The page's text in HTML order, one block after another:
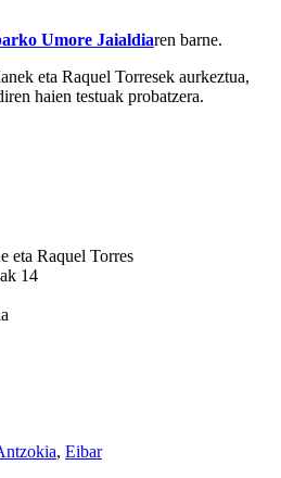
Umore Jaialdiaren barne.
eta Raquel Torresek aurkeztua,
haien testuak probatzera.
eta Raquel Torres
14
, Eibar